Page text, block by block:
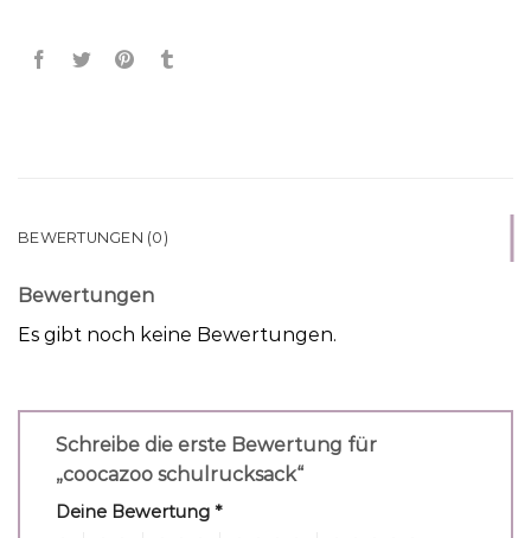
BEWERTUNGEN (0)
Bewertungen
Es gibt noch keine Bewertungen.
Schreibe die erste Bewertung für
„coocazoo schulrucksack“
Deine Bewertung *